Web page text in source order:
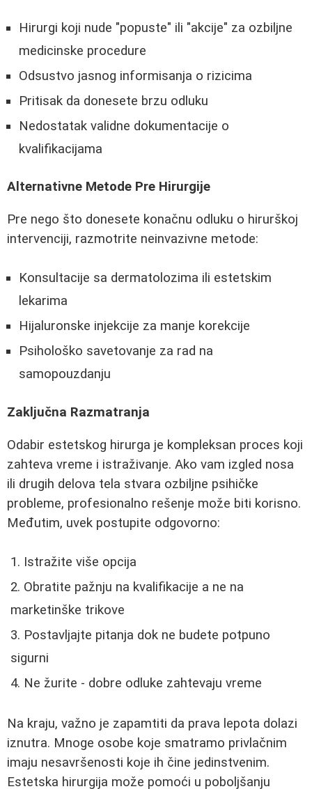
Hirurgi koji nude "popuste" ili "akcije" za ozbiljne
medicinske procedure
Odsustvo jasnog informisanja o rizicima
Pritisak da donesete brzu odluku
Nedostatak validne dokumentacije o
kvalifikacijama
Alternativne Metode Pre Hirurgije
Pre nego što donesete konačnu odluku o hirurškoj
intervenciji, razmotrite neinvazivne metode:
Konsultacije sa dermatolozima ili estetskim
lekarima
Hijaluronske injekcije za manje korekcije
Psihološko savetovanje za rad na
samopouzdanju
Zaključna Razmatranja
Odabir estetskog hirurga je kompleksan proces koji
zahteva vreme i istraživanje. Ako vam izgled nosa
ili drugih delova tela stvara ozbiljne psihičke
probleme, profesionalno rešenje može biti korisno.
Međutim, uvek postupite odgovorno:
Istražite više opcija
Obratite pažnju na kvalifikacije a ne na
marketinške trikove
Postavljajte pitanja dok ne budete potpuno
sigurni
Ne žurite - dobre odluke zahtevaju vreme
Na kraju, važno je zapamtiti da prava lepota dolazi
iznutra. Mnoge osobe koje smatramo privlačnim
imaju nesavršenosti koje ih čine jedinstvenim.
Estetska hirurgija može pomoći u poboljšanju